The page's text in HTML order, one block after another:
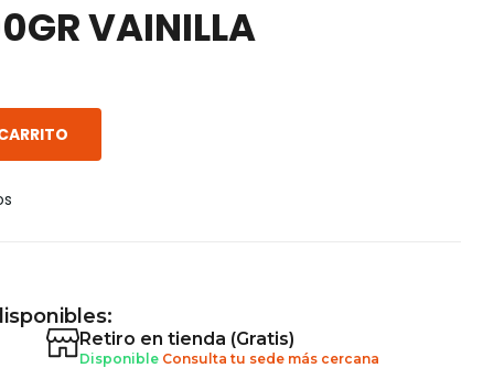
VAINILLA
Retiro en tienda (Gratis)
Disponible Consulta tu sede más cercana